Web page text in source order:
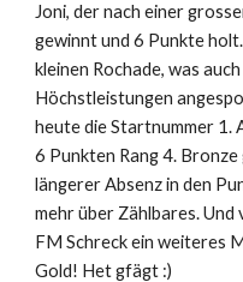
Joni, der nach einer
gewinnt und 6 Punkte
kleinen Rochade, was
Höchstleistungen
heute die Startnummer 1.
6 Punkten Rang 4. Bronze
längerer Absenz in den
mehr über Zählbares. Und
FM Schreck ein weiteres
Gold! Het gfägt :)